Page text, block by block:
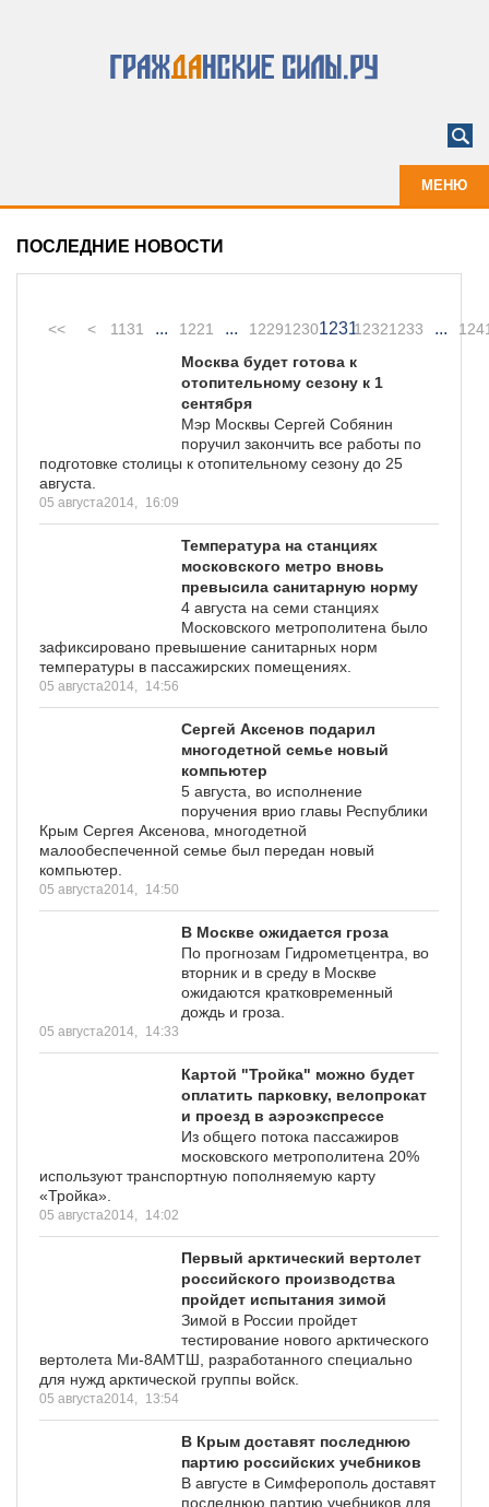
МЕНЮ
ПОСЛЕДНИЕ НОВОСТИ
<< < 1131 ... 1221 ... 12291230123112321233 ...
Москва будет готова к
отопительному сезону к 1
сентября
Мэр Москвы Сергей Собянин
поручил закончить все работы по
подготовке столицы к отопительному сезону до 25
августа.
05 августа2014, 16:09
Температура на станциях
московского метро вновь
превысила санитарную норму
4 августа на семи станциях
Московского метрополитена было
зафиксировано превышение санитарных норм
температуры в пассажирских помещениях.
05 августа2014, 14:56
Сергей Аксенов подарил
многодетной семье новый
компьютер
5 августа, во исполнение
поручения врио главы Республики
Крым Сергея Аксенова, многодетной
малообеспеченной семье был передан новый
компьютер.
05 августа2014, 14:50
В Москве ожидается гроза
По прогнозам Гидрометцентра, во
вторник и в среду в Москве
ожидаются кратковременный
дождь и гроза.
05 августа2014, 14:33
Картой "Тройка" можно будет
оплатить парковку, велопрокат
и проезд в аэроэкспрессе
Из общего потока пассажиров
московского метрополитена 20%
используют транспортную пополняемую карту
«Тройка».
05 августа2014, 14:02
Первый арктический вертолет
российского производства
пройдет испытания зимой
Зимой в России пройдет
тестирование нового арктического
вертолета Ми-8АМТШ, разработанного специально
для нужд арктической группы войск.
05 августа2014, 13:54
В Крым доставят последнюю
партию российских учебников
В августе в Симферополь доставят
последнюю партию учебников для